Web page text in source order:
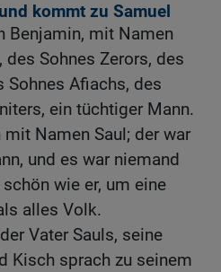
kommt zu Samuel
Benjamin, mit Namen
Sohnes Zerors, des
Sohnes Afiachs, des
ein tüchtiger Mann.
mit Namen Saul; der war
und es war niemand
wie er, um eine
alles Volk.
Vater Sauls, seine
Kisch sprach zu seinem